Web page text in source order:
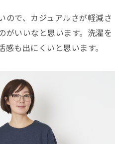
ので、カジュアルさが軽減さ
がいいなと思います。洗濯を
も出にくいと思います。